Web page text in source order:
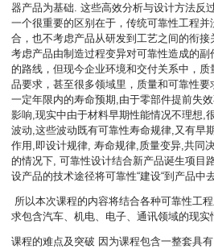
器产品为基础. 这些高效分析与设计方法反
一个很重要的区别在于，传统可靠性工程
合，也不考虑产品从研发到工艺之间的衔
考虑产品由制造过程变异对可靠性造成的副
的路线，但现今企业环境和交付关系中，
品要求，甚至很多领域里，质量和可靠性
一定年限内的寿命预期,由于零部件提前失
影响,现实中由于材料早期性能情况不理想,
波动,这些波动既有可靠性寿命规律,又有早
作用,即设计规律, 寿命规律,质量变异,共同
的情况下, 可靠性设计结合新产品诞生项目
设产品的技术途径将可靠性“建设“到产品中去
所以本次课程的内容将结合各种可靠性工
求包含汽车、机电、电子、通讯领域的现实
课程的难点及突破 因为课程包含一整套具